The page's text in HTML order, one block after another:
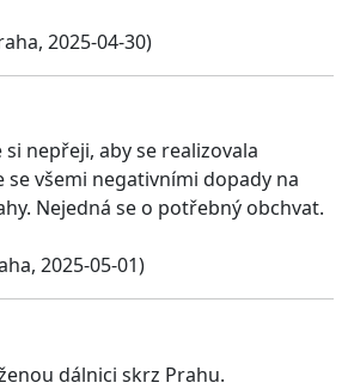
2025-04-30)
nepřeji, aby se realizovala
všemi negativními dopady na
Nejedná se o potřebný obchvat.
2025-05-01)
dálnici skrz Prahu.